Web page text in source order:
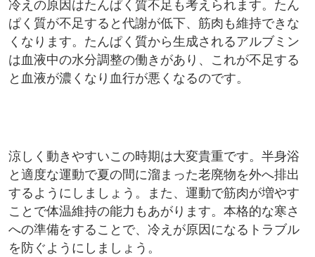
冷えの原因はたんぱく質不足も考えられます。たん
ぱく質が不足すると代謝が低下、筋肉も維持できな
くなります。たんぱく質から生成されるアルブミン
は血液中の水分調整の働きがあり、これが不足する
と血液が濃くなり血行が悪くなるのです。
涼しく動きやすいこの時期は大変貴重です。半身浴
と適度な運動で夏の間に溜まった老廃物を外へ排出
するようにしましょう。また、運動で筋肉が増やす
ことで体温維持の能力もあがります。本格的な寒さ
への準備をすることで、冷えが原因になるトラブル
を防ぐようにしましょう。